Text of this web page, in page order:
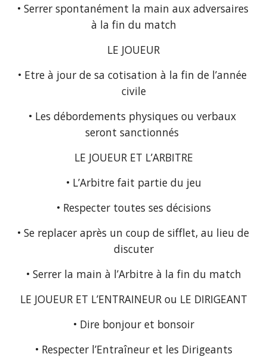
• Serrer spontanément la main aux adversaires
à la fin du match
LE JOUEUR
• Etre à jour de sa cotisation à la fin de l’année
civile
• Les débordements physiques ou verbaux
seront sanctionnés
LE JOUEUR ET L’ARBITRE
• L’Arbitre fait partie du jeu
• Respecter toutes ses décisions
• Se replacer après un coup de sifflet, au lieu de
discuter
• Serrer la main à l’Arbitre à la fin du match
LE JOUEUR ET L’ENTRAINEUR ou LE DIRIGEANT
• Dire bonjour et bonsoir
• Respecter l’Entraîneur et les Dirigeants